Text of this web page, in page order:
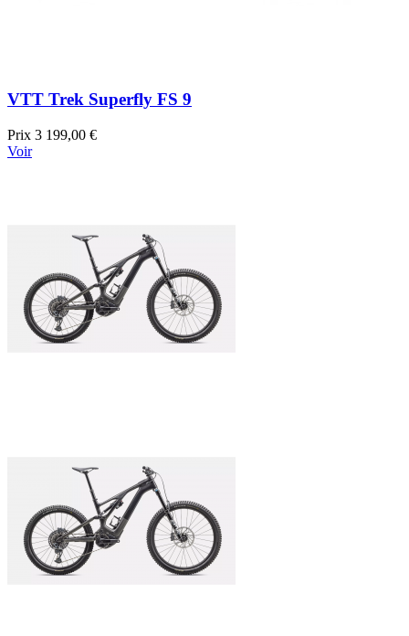
VTT Trek Superfly FS 9
Prix 3 199,00 €
Voir